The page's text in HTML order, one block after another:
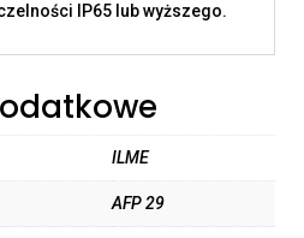
IP65 lub wyższego.
ILME
AFP 29